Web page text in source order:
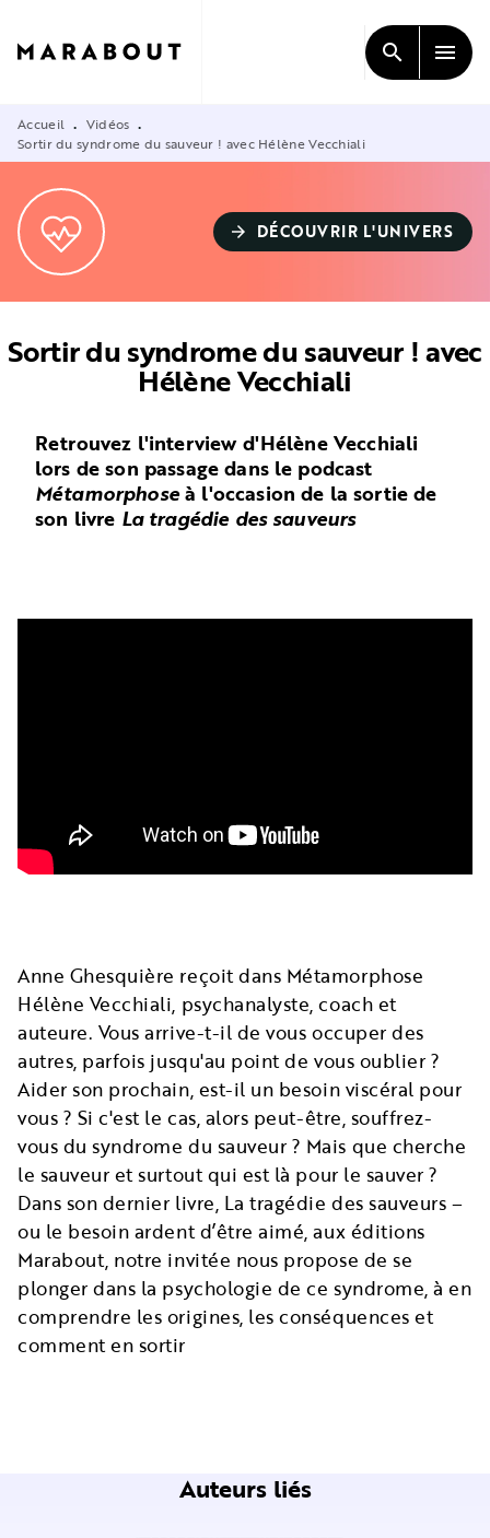
CONTENU
search menu
Accueil • Vidéos •
Sortir du syndrome du sauveur ! avec Hélène Vecchiali
arrow_forward DÉCOUVRIR L'UNIVERS
Sortir du syndrome du sauveur ! avec
Hélène Vecchiali
Retrouvez l'interview d'Hélène Vecchiali
lors de son passage dans le podcast
Métamorphoseà l'occasion de la sortie de
son livre La tragédie des sauveurs
Anne Ghesquière reçoit dans Métamorphose
Hélène Vecchiali, psychanalyste, coach et
auteure. Vous arrive-t-il de vous occuper des
autres, parfois jusqu'au point de vous oublier ?
Aider son prochain, est-il un besoin viscéral pour
vous ? Si c'est le cas, alors peut-être, souffrez-
vous du syndrome du sauveur ? Mais que cherche
le sauveur et surtout qui est là pour le sauver ?
Dans son dernier livre, La tragédie des sauveurs –
ou le besoin ardent d’être aimé, aux éditions
Marabout, notre invitée nous propose de se
plonger dans la psychologie de ce syndrome, à en
comprendre les origines, les conséquences et
comment en sortir
Auteurs liés